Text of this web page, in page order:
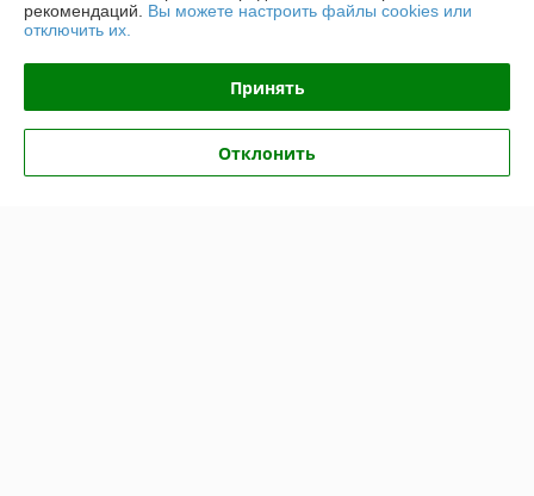
Сайт создан на платформе Deal.by
рекомендаций. Вы можете настроить файлы cookies или
отключить их.
Принять
Отклонить